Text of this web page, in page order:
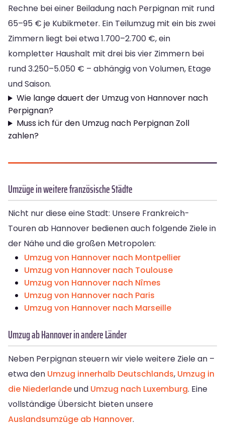
Rechne bei einer Beiladung nach Perpignan mit rund
65–95 € je Kubikmeter. Ein Teilumzug mit ein bis zwei
Zimmern liegt bei etwa 1.700–2.700 €, ein
kompletter Haushalt mit drei bis vier Zimmern bei
rund 3.250–5.050 € – abhängig von Volumen, Etage
und Saison.
Wie lange dauert der Umzug von Hannover nach
Perpignan?
Muss ich für den Umzug nach Perpignan Zoll
zahlen?
Umzüge in weitere französische Städte
Nicht nur diese eine Stadt: Unsere Frankreich-
Touren ab Hannover bedienen auch folgende Ziele in
der Nähe und die großen Metropolen:
Umzug von Hannover nach Montpellier
Umzug von Hannover nach Toulouse
Umzug von Hannover nach Nîmes
Umzug von Hannover nach Paris
Umzug von Hannover nach Marseille
Umzug ab Hannover in andere Länder
Neben Perpignan steuern wir viele weitere Ziele an –
etwa den Umzug innerhalb Deutschlands, Umzug in
die Niederlandeund Umzug nach Luxemburg. Eine
vollständige Übersicht bieten unsere
Auslandsumzüge ab Hannover.